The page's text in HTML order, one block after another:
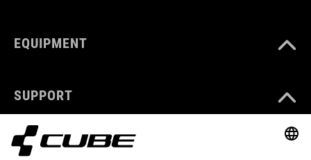
EQUIPMENT
SUPPORT
ABOUT US